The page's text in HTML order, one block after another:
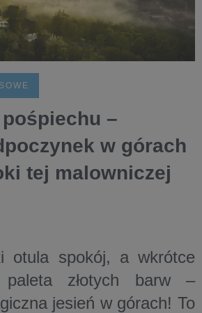
–
w górach
tej malowniczej
otula spokój, a wkrótce
paleta złotych barw –
jesień w górach! To